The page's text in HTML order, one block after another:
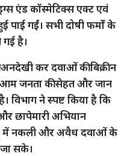
एंड कॉस्मेटिक्स एक्ट एवं
पाई गईं। सभी दोषी फर्मों के
गई है।
कर दवाओं की बिक्री न
जनता की सेहत और जान
विभाग ने स्पष्ट किया है कि
छापेमारी अभियान
में नकली और अवैध दवाओं के
जा सके।